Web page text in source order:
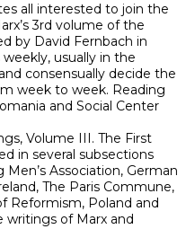
all interested to join the
3rd volume of the
by David Fernbach in
usually in the
consensually decide the
week to week. Reading
and Social Center
Volume III. The First
in several subsections
Association, German
The Paris Commune,
Reformism, Poland and
writings of Marx and